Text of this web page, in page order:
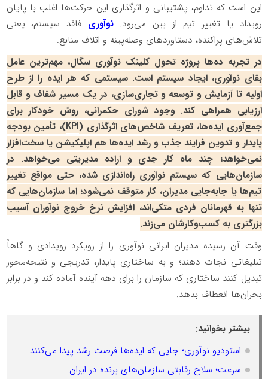
این است که تداوم، پشتیبانی و اثرگذاری این حرکت‌ها اغلب با پایان
رویداد یا تغییر تیم از بین می‌رود. نوآوری فاقد سیستم، یعنی
تلاش‌های پراکنده، دستاوردهای وصله‌پینه و اتلاف منابع.
در تجربه ده‌ها پروژه تحول کلینک نوآوری سگال، مهم‌ترین عامل
بقای نوآوری، ایجاد سیستم است. سیستمی که هر ایده را از طرح
اولیه تا آزمایش و توسعه و تجاری‌سازی، در یک مسیر شفاف و قابل
ارزیابی همراهی کند. وجود شورای حکمرانی، روش خودکار برای
جمع‌آوری ایده‌ها، تعریف شاخص‌های اثرگذاری (KPI)، تأمین بودجه
پایدار و تدوین فرایند جذب و رشد ایده‌ها هم اپلیکیشن یا سخت‌افزار
نمی‌خواهد؛ چند ماه کار جدی و اراده مدیریتی می‌خواهد. در
سازمان‌هایی که سیستم نوآوری راه‌اندازی شده، حتی مواقع تغییر
تیم‌ها یا جابه‌جایی مدیران، کار متوقف نمی‌شود؛ اما سازمان‌هایی که
تنها به قهرمانان فردی متکی‌اند، افزایش نرخ خروج نوآوران آسیب
بزرگتری به کسب‌وکارشان می‌زند.
وقت آن رسیده مدیران ایرانی نوآوری را از رویکرد رویدادی و گاهاً
تبلیغاتی نجات دهند؛ و به ساختاری پایدار، تدریجی و نتیجه‌محور
تبدیل کنند ساختاری که سازمان را برای دهه آینده آماده کند و در برابر
بحران‌ها انعطاف بدهد.
بیشتر بخوانید:
استودیو نوآوری؛ جایی که ایده‌ها فرصت رشد پیدا می‌کنند
سرعت؛ سلاح رقابتی سازمان‌های برنده در ایران